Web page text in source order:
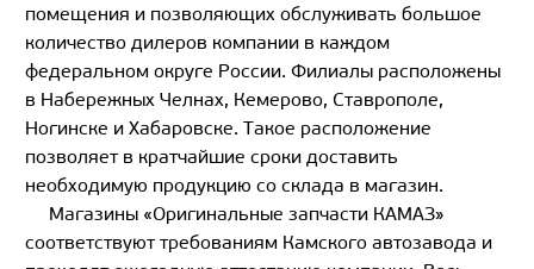
помещения и позволяющих обслуживать большое
количество дилеров компании в каждом
федеральном округе России. Филиалы расположены
в Набережных Челнах, Кемерово, Ставрополе,
Ногинске и Хабаровске. Такое расположение
позволяет в кратчайшие сроки доставить
необходимую продукцию со склада в магазин.
Магазины «Оригинальные запчасти КАМАЗ»
соответствуют требованиям Камского автозавода и